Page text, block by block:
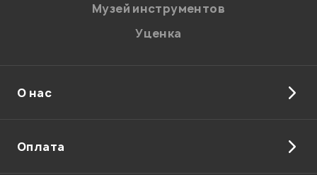
Музей инструментов
Уценка
О нас
Оплата